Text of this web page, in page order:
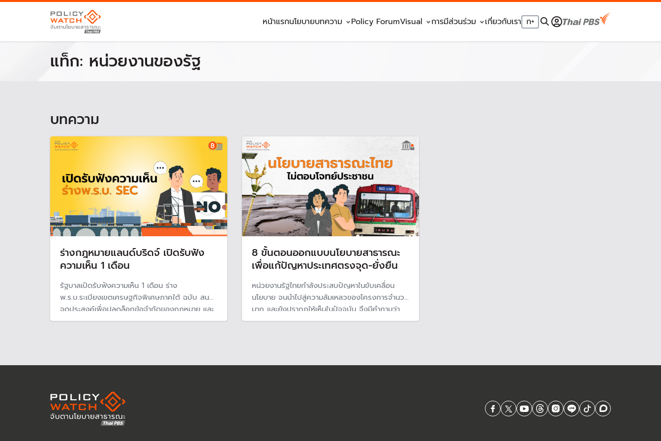
หน้าแรกนโยบายบทความ Policy ForumVisual การมีส่วนร่วม เกี่ยวกับเรา ก+
แท็ก: หน่วยงานของรัฐ
บทความ
ร่างกฎหมายแลนด์บริดจ์ เปิดรับฟัง
ความเห็น 1 เดือน
รัฐบาลเปิดรับฟังความเห็น 1 เดือน ร่าง
พ.ร.บ.ระเบียงเขตเศรษฐกิจพิเศษภาคใต้ ฉบับ สนข.
จุดประสงค์เพื่อปลดล็อกข้อจำกัดของกฎหมาย และ
ตั้งหน่วยงานหลักขับเคลื่อนโครงการแลนด์บริดจ์
8 ขั้นตอนออกแบบนโยบายสาธารณะ
เพื่อแก้ปัญหาประเทศตรงจุด-ยั่งยืน
หน่วยงานรัฐไทยกำลังประสบปัญหาในขับเคลื่อน
นโยบาย จนนำไปสู่ความล้มเหลวของโครงการจำนวน
มาก และยังปรากฏให้เห็นในปัจจุบัน จึงมีคำถามว่า
เกิดอะไรขึ้นกับนโยบายสาธารณะไทย ล่าสุด TPLab